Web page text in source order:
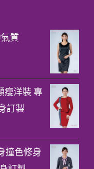
質
瘦洋裝 專
訂製
撞色修身